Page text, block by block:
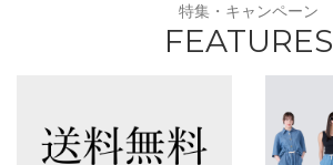
特集・キャンペーン
FEATURES